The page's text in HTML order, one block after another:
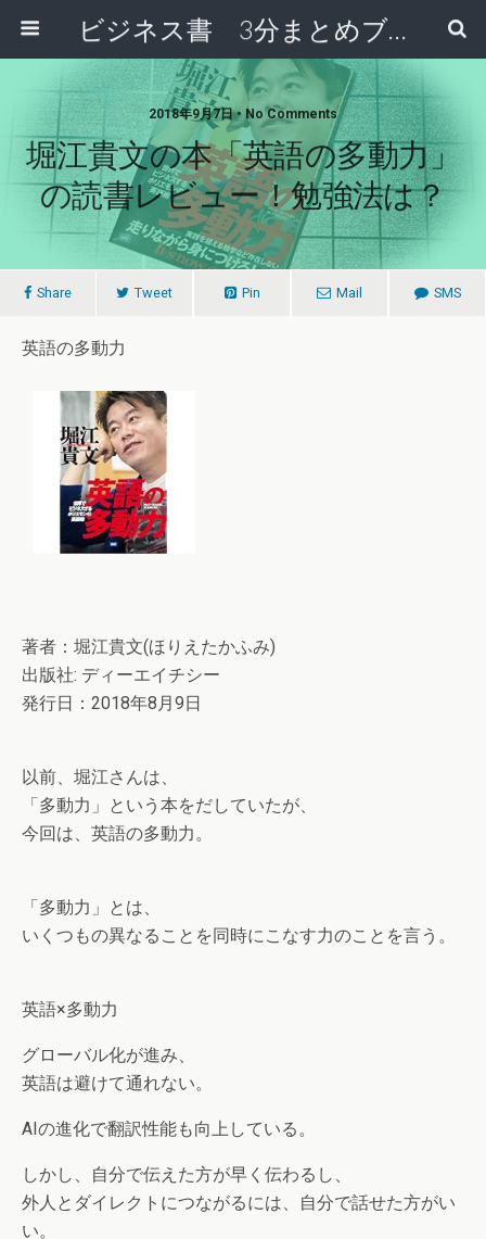
ビジネス書 3分まとめブログ
2018年9月7日 • No Comments
堀江貴文の本「英語の多動力」
の読書レビュー！勉強法は？
Share Tweet Pin Mail SMS
英語の多動力
著者：堀江貴文(ほりえたかふみ)
出版社: ディーエイチシー
発行日：2018年8月9日
以前、堀江さんは、
「多動力」という本をだしていたが、
今回は、英語の多動力。
「多動力」とは、
いくつもの異なることを同時にこなす力のことを言う。
英語×多動力
グローバル化が進み、
英語は避けて通れない。
AIの進化で翻訳性能も向上している。
しかし、自分で伝えた方が早く伝わるし、
外人とダイレクトにつながるには、自分で話せた方がい
い。